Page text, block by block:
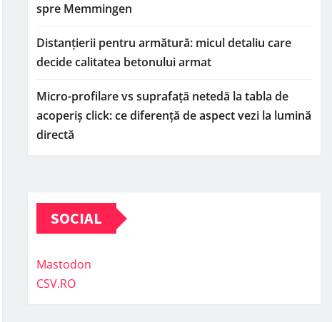
spre Memmingen
Distanțierii pentru armătură: micul detaliu care
decide calitatea betonului armat
Micro-profilare vs suprafață netedă la tabla de
acoperiș click: ce diferență de aspect vezi la lumină
directă
SOCIAL
Mastodon
CSV.RO